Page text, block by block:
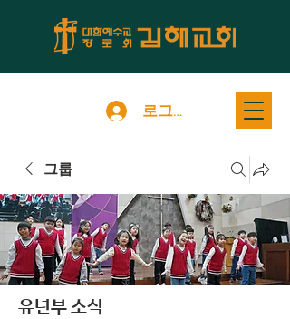
로그인
그룹
유년부 소식